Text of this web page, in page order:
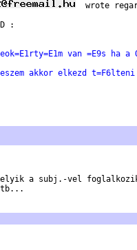
wrote
:
van =E9s ha a
akkor elkezd
a subj.-vel